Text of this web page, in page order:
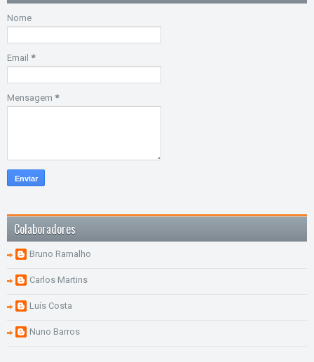
Nome
Email *
Mensagem *
Colaboradores
Bruno Ramalho
Carlos Martins
Luís Costa
Nuno Barros